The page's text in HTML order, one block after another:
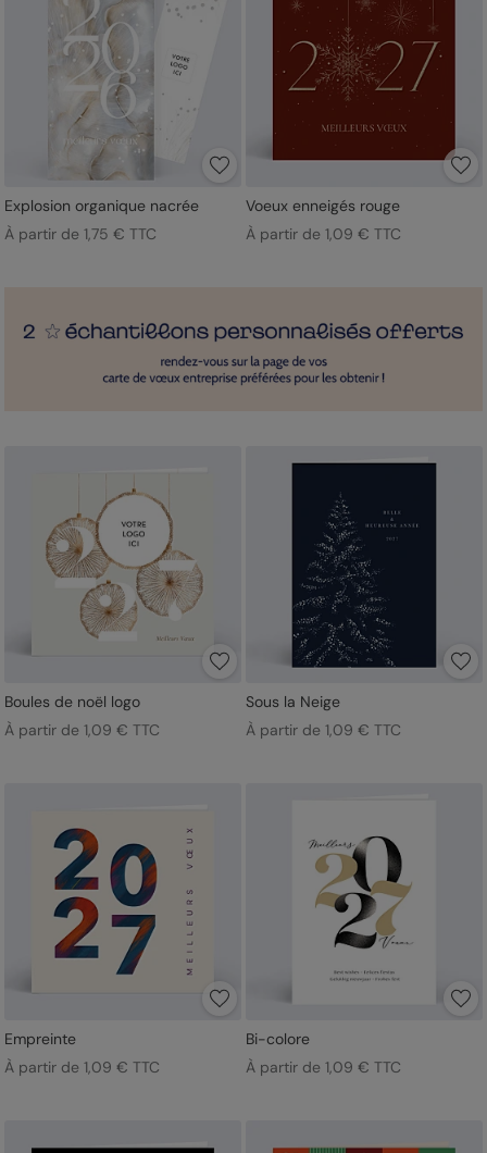
Explosion organique nacrée
À partir de 1,75 € TTC
Voeux enneigés rouge
À partir de 1,09 € TTC
Boules de noël logo
À partir de 1,09 € TTC
Sous la Neige
À partir de 1,09 € TTC
Empreinte
À partir de 1,09 € TTC
Bi-colore
À partir de 1,09 € TTC